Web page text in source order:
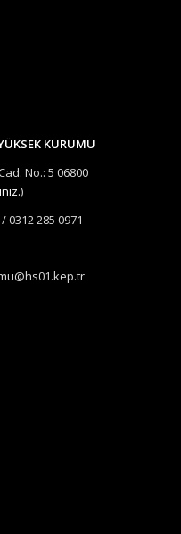
KURUMU
No.: 5 06800
)
0312 285 0971